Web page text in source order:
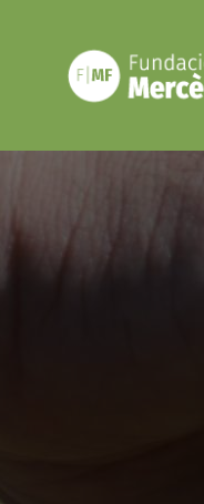
contingut